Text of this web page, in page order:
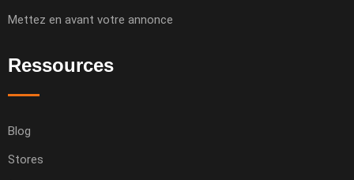
Mettez en avant votre annonce
Ressources
Blog
Stores